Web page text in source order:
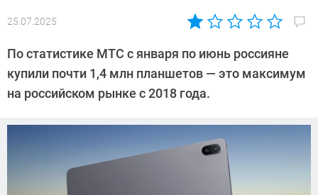
25.07.2025
Автор:
По статистике МТС с января по июнь россияне
купили почти 1,4 млн планшетов — это максимум
на российском рынке c 2018 года.